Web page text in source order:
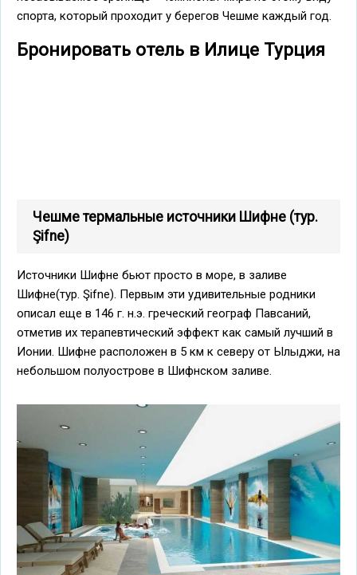
спорта, который проходит у берегов Чешме каждый год.
Бронировать отель в Илице Турция
Чешме термальные источники Шифне (тур.
Şifne)
Источники Шифне бьют просто в море, в заливе
Шифне(тур. Şifne). Первым эти удивительные родники
описал еще в 146 г. н.э. греческий географ Павсаний,
отметив их терапевтический эффект как самый лучший в
Ионии. Шифне расположен в 5 км к северу от Ылыджи, на
небольшом полуострове в Шифнском заливе.